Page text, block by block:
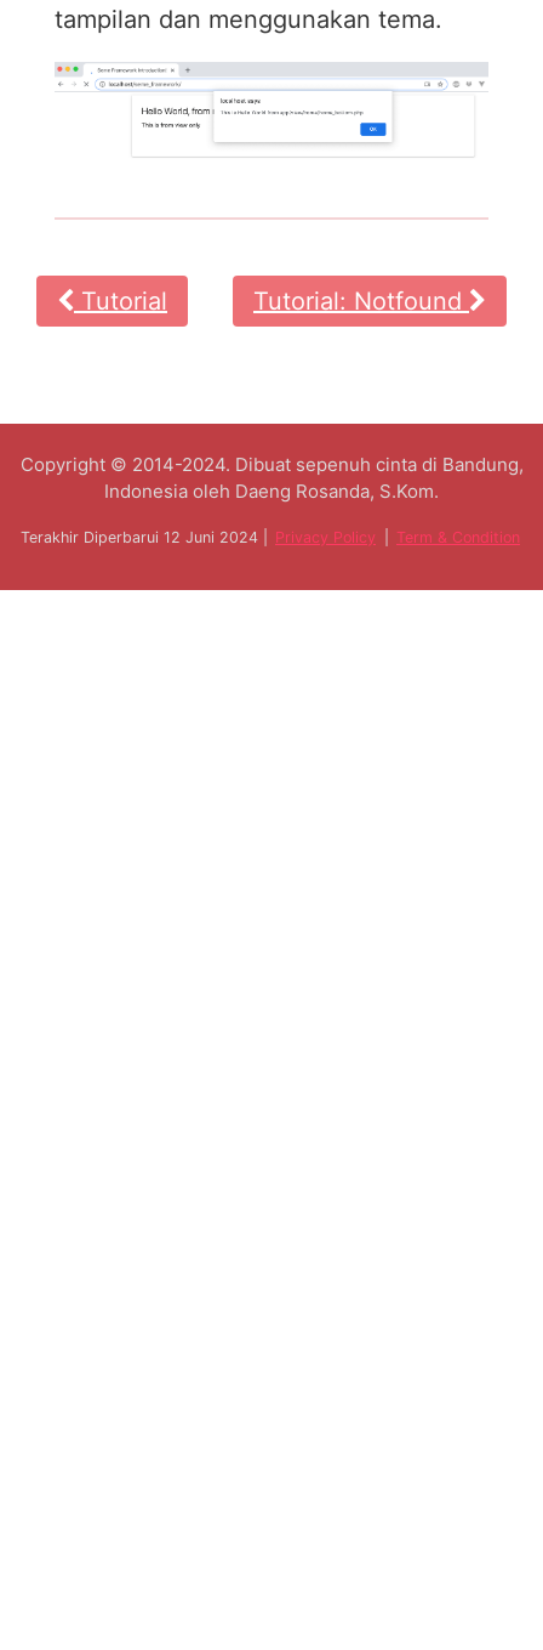
tampilan dan menggunakan tema.
Tutorial Tutorial: Notfound
Copyright © 2014-2024. Dibuat sepenuh cinta di Bandung,
Indonesia oleh Daeng Rosanda, S.Kom.
Terakhir Diperbarui 12 Juni 2024 | Privacy Policy Term & Condition